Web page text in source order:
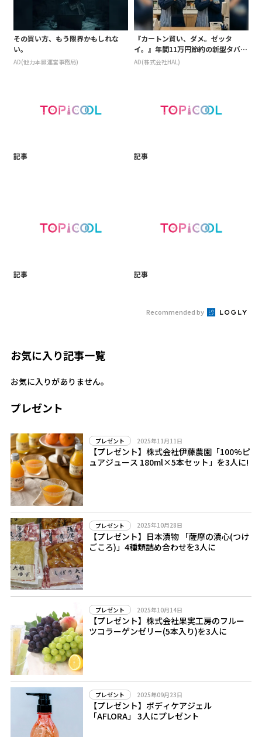
その買い方、もう限界かもしれな
い。
AD(他力本願運営事務局)
『カートン買い、ダメ。ゼッタ
イ。』年間11万円節約の新型タバコ
が爆売れ
AD(株式会社HAL)
記事 記事
記事 記事
Recommended by
お気に入り記事一覧
お気に入りがありません。
プレゼント
プレゼント 2025年11月11日
【プレゼント】株式会社伊藤農園「100%ピ
ュアジュース 180ml×5本セット」を3人に!
プレゼント 2025年10月28日
【プレゼント】日本漬物 「薩摩の漬心(つけ
ごころ)」4種類詰め合わせを3人に
プレゼント 2025年10月14日
【プレゼント】株式会社果実工房のフルー
ツコラーゲンゼリー(5本入り)を3人に
プレゼント 2025年09月23日
【プレゼント】ボディケアジェル
「AFLORA」 3人にプレゼント